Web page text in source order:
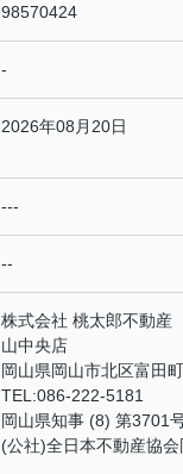
98570424
-
2026年08月20日
---
--
株式会社 桃太郎不動
山中央店
岡山県岡山市北区富田
TEL:086-222-5181
岡山県知事 (8) 第3701
(公社)全日本不動産協